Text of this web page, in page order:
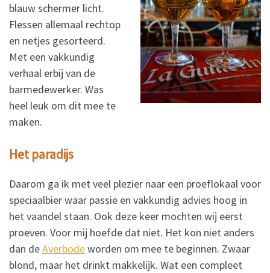
blauw schermer licht.
Flessen allemaal rechtop
en netjes gesorteerd.
Met een vakkundig
verhaal erbij van de
barmedewerker. Was
heel leuk om dit mee te
maken.
Het paradijs
Daarom ga ik met veel plezier naar een proeflokaal voor
speciaalbier waar passie en vakkundig advies hoog in
het vaandel staan. Ook deze keer mochten wij eerst
proeven. Voor mij hoefde dat niet. Het kon niet anders
dan deAverbodeworden om mee te beginnen. Zwaar
blond, maar het drinkt makkelijk. Wat een compleet